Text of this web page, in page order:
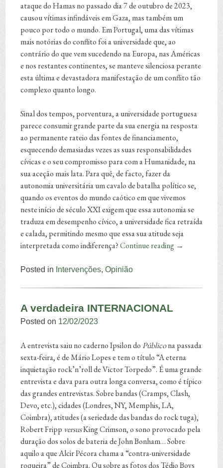
ataque do Hamas no passado dia 7 de outubro de 2023,
causou vítimas infindáveis em Gaza, mas também um
pouco por todo o mundo. Em Portugal, uma das vítimas
mais notórias do conflito foi a universidade que, ao
contrário do que vem sucedendo na Europa, nas Américas
e nos restantes continentes, se manteve silenciosa perante
esta última e devastadora manifestação de um conflito tão
complexo quanto longo.
Sinal dos tempos, porventura, a universidade portuguesa
parece consumir grande parte da sua energia na resposta
ao permanente rateio das fontes de financiamento,
esquecendo demasiadas vezes as suas responsabilidades
cívicas e o seu compromisso para com a Humanidade, na
sua aceção mais lata. Para quê, de facto, fazer da
autonomia universitária um cavalo de batalha político se,
quando os eventos do mundo caótico em que vivemos
neste início de século XXI exigem que essa autonomia se
traduza em desempenho cívico, a universidade fica retraída
e calada, permitindo mesmo que essa sua atitude seja
interpretada como indiferença?Continue reading →
Posted in Intervenções,Opinião
A verdadeira INTERNACIONAL
Posted on 12/02/2023
A entrevista saiu no caderno Ipsilon doPúblicona passada
sexta-feira, é de Mário Lopes e tem o título “A eterna
inquietação rock’n’roll de Victor Torpedo”. É uma grande
entrevista e dava para outra longa conversa, como é típico
das grandes entrevistas. Sobre bandas (Cramps, Clash,
Devo, etc.), cidades (Londres, NY, Memphis, LA,
Coimbra), atitudes (a seriedade das bandas do rock tuga),
Robert Fripp versusKing Crimson, o sono provocado pela
duração dos solos de bateria de John Bonham… Sobre
aquilo a que Alcir Pécora chama a “contra-universidade
roqueira” de Coimbra. Ou sobre as fotos dos Tédio Boys